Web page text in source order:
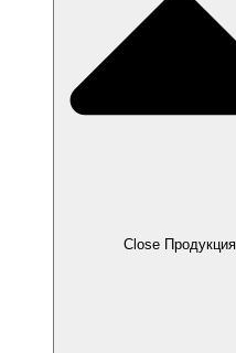
Close Продукция